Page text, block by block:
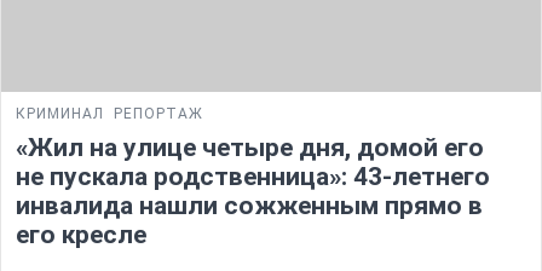
КРИМИНАЛ РЕПОРТАЖ
«Жил на улице четыре дня, домой его
не пускала родственница»: 43-летнего
инвалида нашли сожженным прямо в
его кресле